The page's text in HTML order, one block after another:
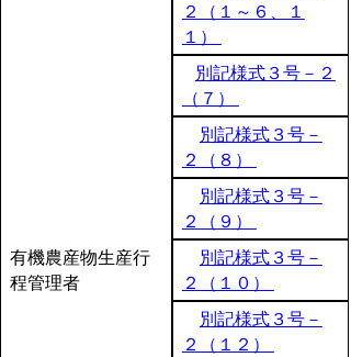
有機農産物生産行
程管理者
２（１～６、１
１）
別記様式３号－２
（７）
別記様式３号－
２（８）
別記様式３号－
２（９）
別記様式３号－
２（１０）
別記様式３号－
２（１２）